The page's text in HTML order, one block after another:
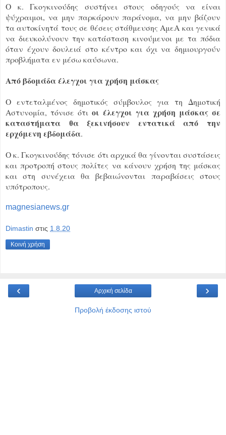
Ο κ. Γκογκινούδης συστήνει στους οδηγούς να είναι
ψύχραιμοι, να μην παρκάρουν παράνομα, να μην βάζουν
τα αυτοκίνητά τους σε θέσεις στάθμευσης ΑμεΑ και γενικά
να διευκολύνουν την κατάσταση κινούμενοι με τα πόδια
όταν έχουν δουλειά στο κέντρο και όχι να δημιουργούν
προβλήματα εν μέσω καύσωνα.
Από βδομάδα έλεγχοι για χρήση μάσκας
Ο εντεταλμένος δημοτικός σύμβουλος για τη Δημοτική
Αστυνομία, τόνισε ότι οι έλεγχοι για χρήση μάσκας σε
καταστήματα θα ξεκινήσουν εντατικά από την
ερχόμενη εβδομάδα.
Ο κ. Γκογκινούδης τόνισε ότι αρχικά θα γίνονται συστάσεις
και προτροπή στους πολίτες να κάνουν χρήση της μάσκας
και στη συνέχεια θα βεβαιώνονται παραβάσεις στους
υπότροπους.
magnesianews.gr
Dimastin στις 1.8.20
Κοινή χρήση
‹ ›
Αρχική σελίδα
Προβολή έκδοσης ιστού